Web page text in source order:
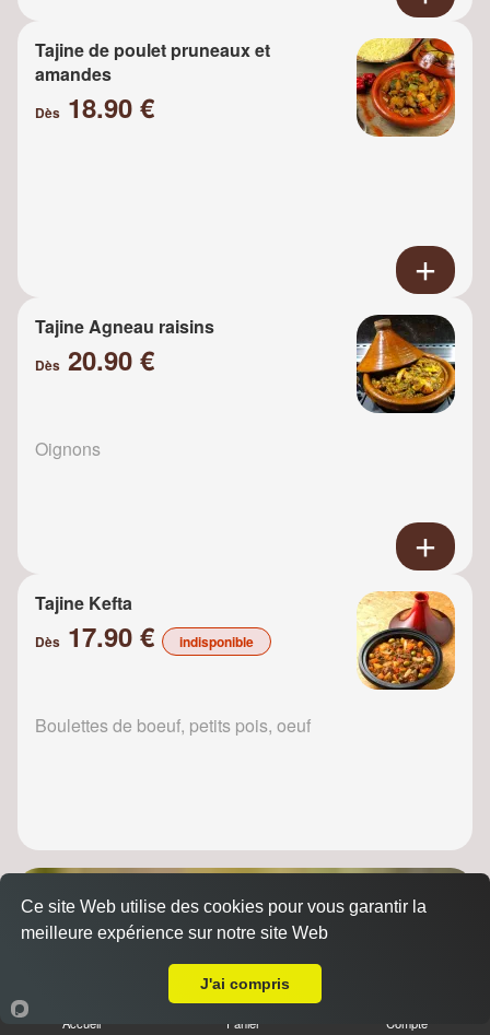
Tajine de poulet pruneaux et
amandes
Dès 18.90 €
Tajine Agneau raisins
Dès 20.90 €
Oignons
Tajine Kefta
Dès 17.90 € indisponible
Boulettes de boeuf, petits pois, oeuf
Accueil Panier Compte
Ce site Web utilise des cookies pour vous garantir la
meilleure expérience sur notre site Web
J'ai compris